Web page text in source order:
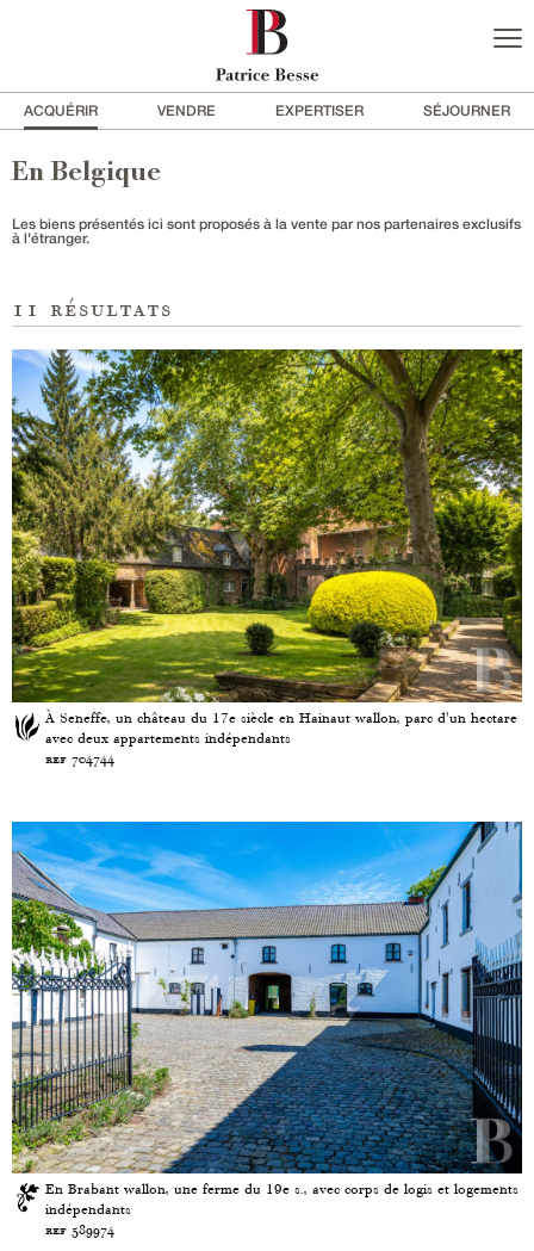
ACQUÉRIR VENDRE EXPERTISER SÉJOURNER
En Belgique
Les biens présentés ici sont proposés à la vente par nos partenaires exclusifs
à l'étranger.
11 résultats
À Seneffe, un château du 17e siècle en Hainaut wallon, parc d'un hectare
avec deux appartements indépendants
ref 704744
En Brabant wallon, une ferme du 19e s., avec corps de logis et logements
indépendants
ref 589974